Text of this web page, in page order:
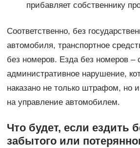
прибавляет собственнику
Соответственно, без
автомобиля, транспортное
без номеров. Езда без номеров –
административное нарушение,
наказано не только штрафом, но
на управление автомобилем.
Что будет, если ездить
забытого или